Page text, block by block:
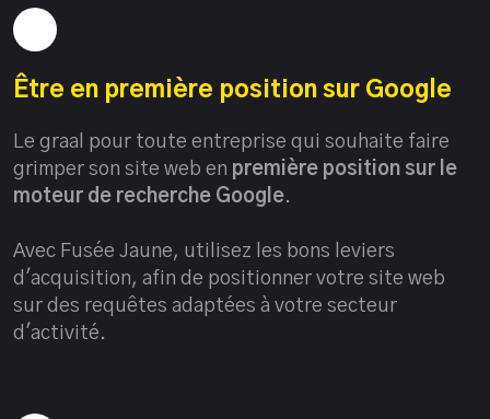
Être en première position sur Google
Le graal pour toute entreprise qui souhaite faire
grimper son site web en première position sur le
moteur de recherche Google.
Avec Fusée Jaune, utilisez les bons leviers
d'acquisition, afin de positionner votre site web
sur des requêtes adaptées à votre secteur
d'activité.